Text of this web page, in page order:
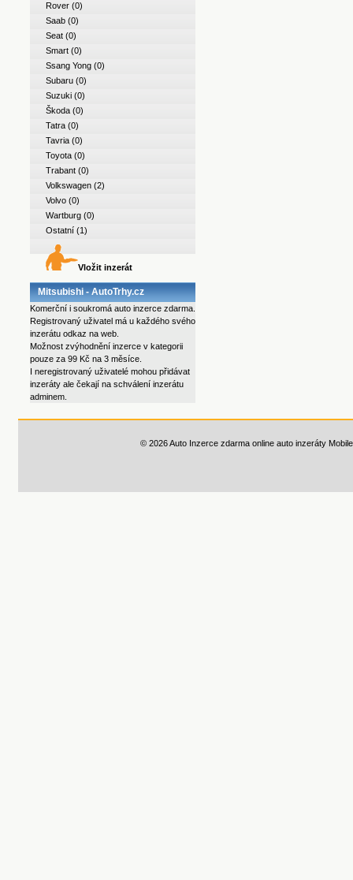
Rover(0)
Saab(0)
Seat(0)
Smart(0)
Ssang Yong(0)
Subaru(0)
Suzuki(0)
Škoda(0)
Tatra(0)
Tavria(0)
Toyota(0)
Trabant(0)
Volkswagen(2)
Volvo(0)
Wartburg(0)
Ostatní(1)
Vložit inzerát
Mitsubishi - AutoTrhy.cz
Komerční i soukromá auto inzerce zdarma.
Registrovaný uživatel má u každého svého
inzerátu odkaz na web.
Možnost zvýhodnění inzerce v kategorii
pouze za 99 Kč na 3 měsíce.
I neregistrovaný uživatelé mohou přidávat
inzeráty ale čekají na schválení inzerátu
adminem.
© 2026 Auto Inzerce zdarma online auto inzeráty